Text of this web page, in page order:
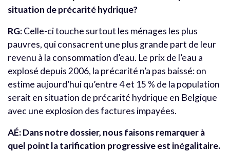
situation de précarité hydrique?
RG:Celle-ci touche surtout les ménages les plus
pauvres, qui consacrent une plus grande part de leur
revenu à la consommation d’eau. Le prix de l’eau a
explosé depuis 2006, la précarité n’a pas baissé: on
estime aujourd’hui qu’entre 4 et 15 % de la population
serait en situation de précarité hydrique en Belgique
avec une explosion des factures impayées.
AÉ: Dans notre dossier, nous faisons remarquer à
quel point la tarification progressive est inégalitaire.